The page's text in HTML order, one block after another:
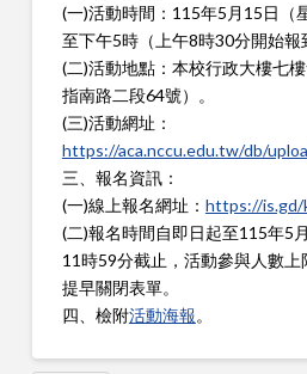
(一)活動時間：115年5月15日（
至下午5時（上午8時30分開始報
(二)活動地點：本校行政大樓七
指南路二段64號）。
(三)活動網址：
https://aca.nccu.edu.tw/db/
三、報名資訊：
(一)線上報名網址： https://is.gd/
(二)報名時間自即日起至115年5
11時59分截止，活動參與人數
提早關閉表單。
四、檢附活動海報。